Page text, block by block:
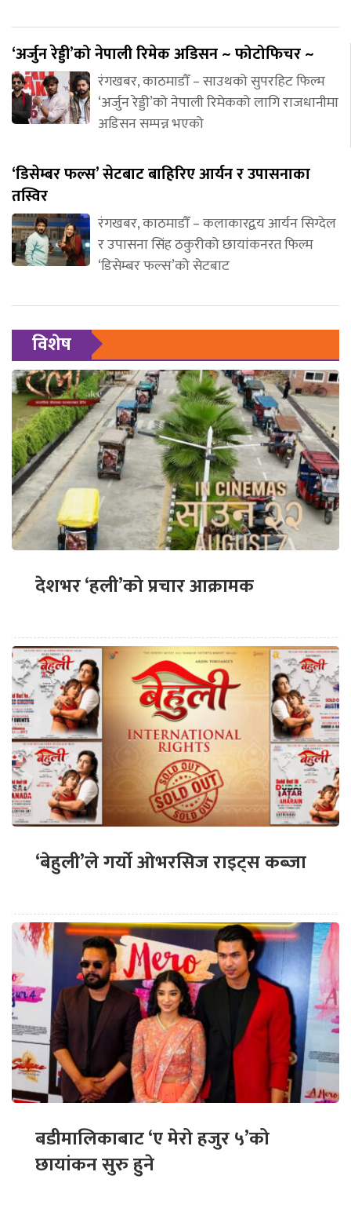
‘अर्जुन रेड्डी’को नेपाली रिमेक अडिसन ~ फोटोफिचर ~
रंगखबर, काठमाडौँ – साउथको सुपरहिट फिल्म
‘अर्जुन रेड्डी’को नेपाली रिमेकको लागि राजधानीमा
अडिसन सम्पन्न भएको
‘डिसेम्बर फल्स’ सेटबाट बाहिरिए आर्यन र उपासनाका
तस्विर
रंगखबर, काठमाडौँ – कलाकारद्वय आर्यन सिग्देल
र उपासना सिंह ठकुरीको छायांकनरत फिल्म
‘डिसेम्बर फल्स’को सेटबाट
विशेष
देशभर ‘हली’को प्रचार आक्रामक
‘बेहुली’ले गर्यो ओभरसिज राइट्स कब्जा
बडीमालिकाबाट ‘ए मेरो हजुर ५’को
छायांकन सुरु हुने